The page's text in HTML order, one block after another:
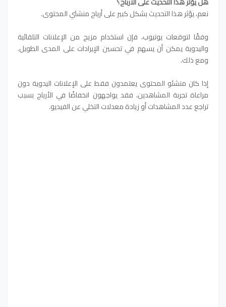
نعم، يؤثر هذا التحديث بشكل كبير على أرباح منشئي المحتوى.
وفقًا لتوقعات يوتيوب، فإن استخدام مزيج من الإعلانات التلقائية
واليدوية يمكن أن يسهم في تحسين الإيرادات على المدى الطويل.
ومع ذلك.
إذا كان منشئو المحتوى يعتمدون فقط على الإعلانات اليدوية دون
مراعاة تجربة المشاهدين، فقد يواجهون انخفاضًا في الأرباح بسبب
تراجع عدد المشاهدات أو زيادة معدلات التخلي عن الفيديو.